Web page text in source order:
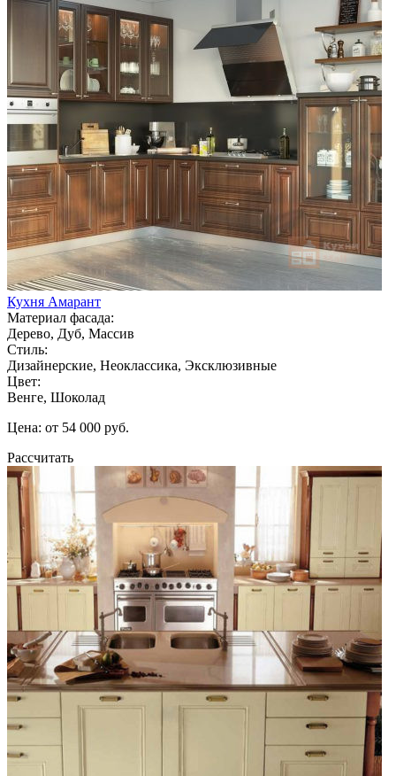
Кухня Амарант
Материал фасада:
Дерево, Дуб, Массив
Стиль:
Дизайнерские, Неоклассика, Эксклюзивные
Цвет:
Венге, Шоколад
Цена: от 54 000 руб.
Рассчитать